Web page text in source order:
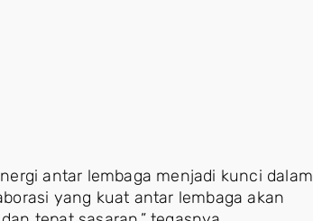
antar lembaga menjadi kunci dalam
yang kuat antar lembaga akan